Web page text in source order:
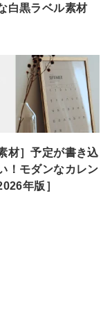
白黒ラベル素材
材］予定が書き込
！モダンなカレン
年版］